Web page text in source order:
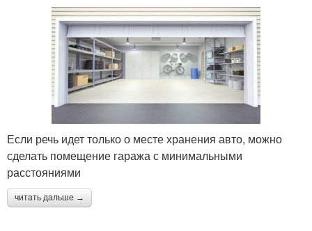
Если речь идет только о месте хранения авто, можно
сделать помещение гаража с минимальными
расстояниями
читать дальше →